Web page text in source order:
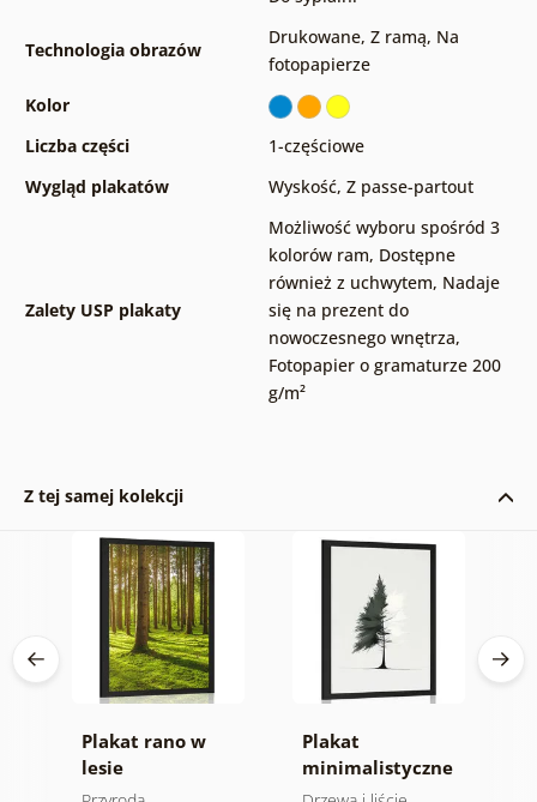
Technologia obrazów
Drukowane, Z ramą, Na
fotopapierze
Kolor
Liczba części
1-częściowe
Wygląd plakatów
Wyskość, Z passe-partout
Zalety USP plakaty
Możliwość wyboru spośród 3
kolorów ram, Dostępne
również z uchwytem, Nadaje
się na prezent do
nowoczesnego wnętrza,
Fotopapier o gramaturze 200
g/m²
Z tej samej kolekcji
Plakat rano w
lesie
Plakat
minimalistyczne
drzewo iglaste